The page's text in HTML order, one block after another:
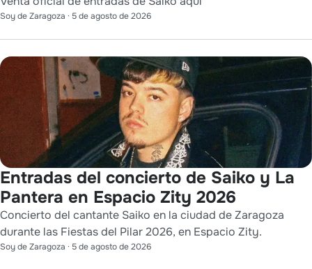
Soy de Zaragoza · 5 de agosto de 2026
Entradas del concierto de Saiko y La
Pantera en Espacio Zity 2026
Concierto del cantante Saiko en la ciudad de Zaragoza
durante las Fiestas del Pilar 2026, en Espacio Zity.
Soy de Zaragoza · 5 de agosto de 2026